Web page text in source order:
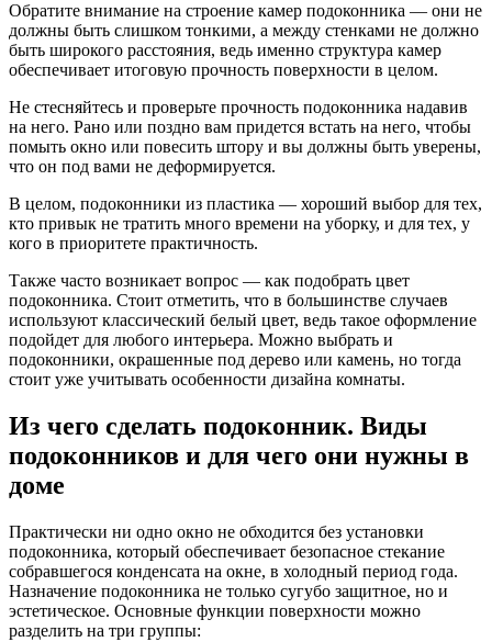
Обратите внимание на строение камер подоконника — они не
должны быть слишком тонкими, а между стенками не должно
быть широкого расстояния, ведь именно структура камер
обеспечивает итоговую прочность поверхности в целом.
Не стесняйтесь и проверьте прочность подоконника надавив
на него. Рано или поздно вам придется встать на него, чтобы
помыть окно или повесить штору и вы должны быть уверены,
что он под вами не деформируется.
В целом, подоконники из пластика — хороший выбор для тех,
кто привык не тратить много времени на уборку, и для тех, у
кого в приоритете практичность.
Также часто возникает вопрос — как подобрать цвет
подоконника. Стоит отметить, что в большинстве случаев
используют классический белый цвет, ведь такое оформление
подойдет для любого интерьера. Можно выбрать и
подоконники, окрашенные под дерево или камень, но тогда
стоит уже учитывать особенности дизайна комнаты.
Из чего сделать подоконник. Виды
подоконников и для чего они нужны в
доме
Практически ни одно окно не обходится без установки
подоконника, который обеспечивает безопасное стекание
собравшегося конденсата на окне, в холодный период года.
Назначение подоконника не только сугубо защитное, но и
эстетическое. Основные функции поверхности можно
разделить на три группы: